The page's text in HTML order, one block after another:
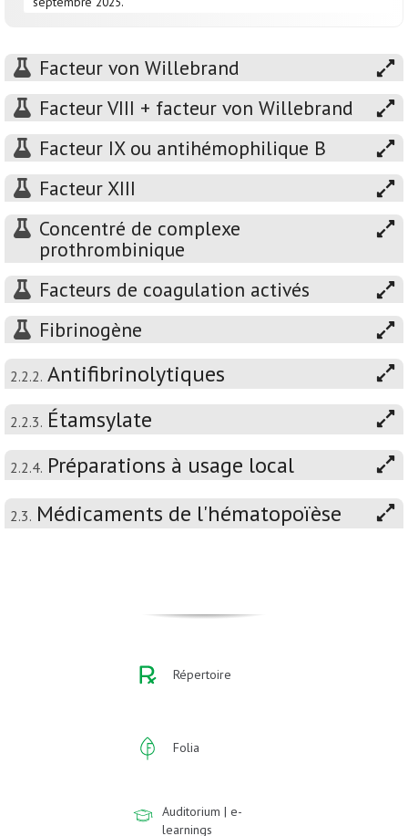
Facteur von Willebrand
Facteur VIII + facteur von Willebrand
Facteur IX ou antihémophilique B
Facteur XIII
Concentré de complexe
prothrombinique
Facteurs de coagulation activés
Fibrinogène
2.2.2. Antifibrinolytiques
2.2.3. Étamsylate
2.2.4. Préparations à usage local
2.3. Médicaments de l'hématopoïèse
Répertoire
Folia
Auditorium | e-
learnings